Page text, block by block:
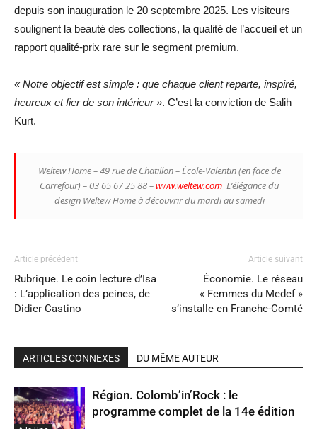
depuis son inauguration le 20 septembre 2025. Les visiteurs
soulignent la beauté des collections, la qualité de l’accueil et un
rapport qualité-prix rare sur le segment premium.
« Notre objectif est simple : que chaque client reparte, inspiré,
heureux et fier de son intérieur ». C’est la conviction de Salih
Kurt.
Weltew Home – 49 rue de Chatillon – École-Valentin (en face de
Carrefour) – 03 65 67 25 88 –www.weltew.com L’élégance du
design Weltew Home à découvrir du mardi au samedi
Article précédent
Rubrique. Le coin lecture d’Isa
: L’application des peines, de
Didier Castino
Article suivant
Économie. Le réseau
« Femmes du Medef »
s’installe en Franche-Comté
ARTICLES CONNEXES DU MÊME AUTEUR
Région. Colomb’in’Rock : le
programme complet de la 14e édition